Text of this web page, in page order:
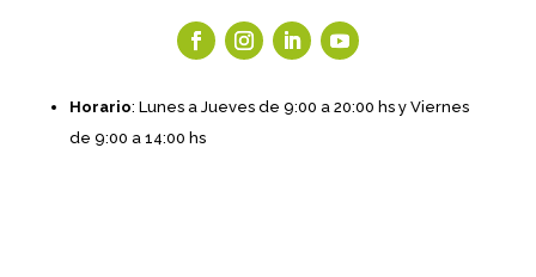
Horario: Lunes a Jueves de 9:00 a 20:00 hs y Viernes
de 9:00 a 14:00 hs